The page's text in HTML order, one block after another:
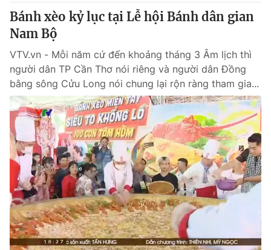
Câu chuyện quốc tế
Tài chính
Thị trường
Góc doanh nghiệp
Dữ liệu và đời sống
Truyền hình
Phim VTV
Hậu trường
Nhân vật
Khán giả
Giải sao mai
Giải trí
Điện ảnh
Âm nhạc
Sao
Đời sống
Du lịch
Làm đẹp
Chất lượng cuộc sống
Giáo dục
Tuyển sinh
Học trực tuyến
Công nghệ
Hitech Công nghệ tương lai
Sản phẩm
Giao lưu trực tuyến
Bánh xèo kỷ lục tại Lễ hội Bánh dân gian
Nam Bộ
VTV.vn - Mỗi năm cứ đến khoảng tháng 3 Âm lịch thì
người dân TP Cần Thơ nói riêng và người dân Đồng
bằng sông Cửu Long nói chung lại rộn ràng tham gia...